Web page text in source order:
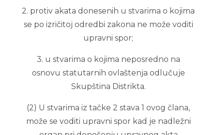
2. protiv akata donesenih u stvarima o kojima
se po izričitoj odredbi zakona ne može voditi
upravni spor;
3. u stvarima o kojima neposredno na
osnovu statutarnih ovlaštenja odlučuje
Skupština Distrikta.
(2) U stvarima iz tačke 2 stava 1 ovog člana,
može se voditi upravni spor kad je nadležni